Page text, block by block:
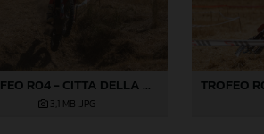
TROFEO R04 - CITTA DELLA PIEVE-384
3,1 MB .JPG